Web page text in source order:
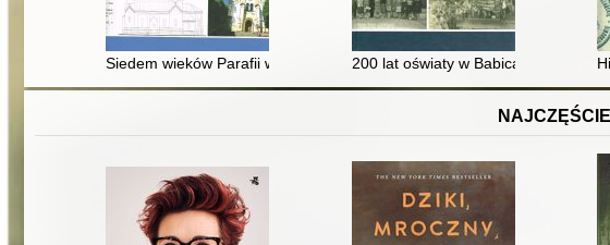
Siedem wieków Parafii w Regulicach200 lat oświaty w Babicach